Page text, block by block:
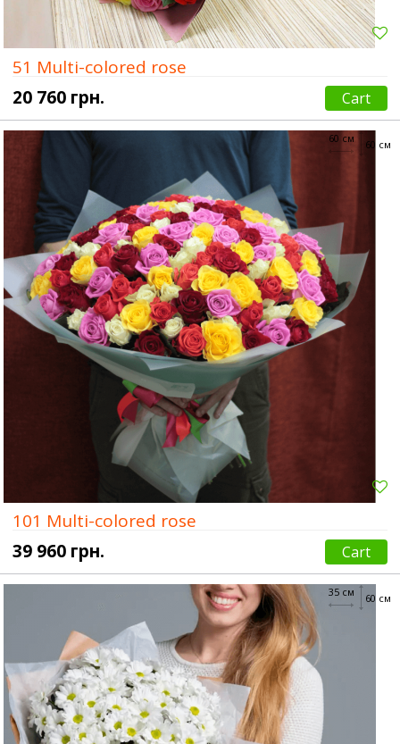
51 Multi-colored rose
20 760 грн.
Cart
60 см
60 см
101 Multi-colored rose
39 960 грн.
Cart
60 см
35 см